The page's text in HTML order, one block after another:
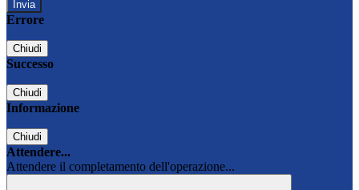
Errore
Chiudi
Successo
Chiudi
Informazione
Chiudi
Attendere...
Attendere il completamento dell'operazione...